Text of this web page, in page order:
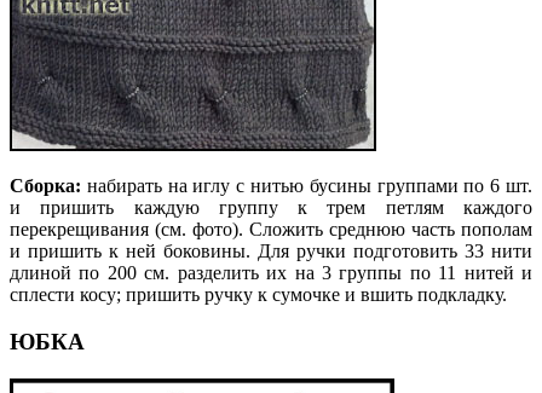
Сборка: набирать на иглу с нитью бусины группами по 6 шт.
и пришить каждую группу к трем петлям каждого
перекрещивания (см. фото). Сложить среднюю часть пополам
и пришить к ней боковины. Для ручки подготовить 33 нити
длиной по 200 см. разделить их на 3 группы по 11 нитей и
сплести косу; пришить ручку к сумочке и вшить подкладку.
ЮБКА